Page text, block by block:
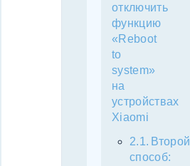
отключить
функцию
«Reboot
to
system»
на
устройствах
Xiaomi
Второй
способ: